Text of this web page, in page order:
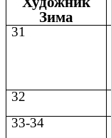
Зима
31
32
33-34